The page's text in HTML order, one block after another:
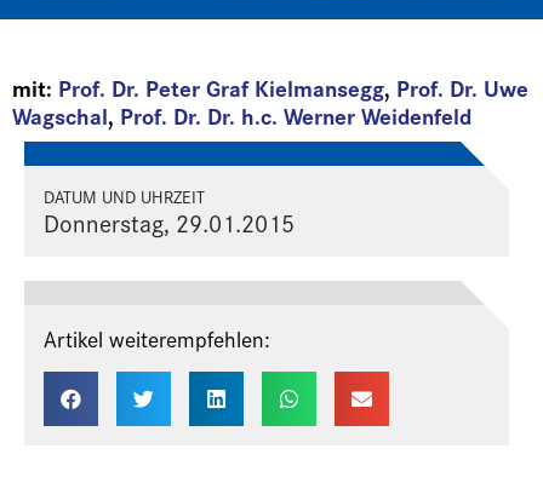
mit: Prof. Dr. Peter Graf Kielmansegg, Prof. Dr. Uwe
Wagschal, Prof. Dr. Dr. h.c. Werner Weidenfeld
DATUM UND UHRZEIT
Donnerstag, 29.01.2015
Artikel weiterempfehlen: